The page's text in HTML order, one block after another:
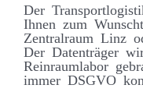
Der
Ihnen zum
Zentralraum Linz
Der Datenträger
Reinraumlabor
immer DSGVO